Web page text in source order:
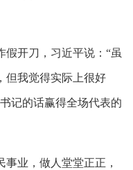
开刀，习近平说：“虽
但我觉得实际上很好
记的话赢得全场代表的
业，做人堂堂正正，